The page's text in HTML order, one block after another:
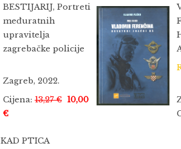
BESTIJARIJ, Portreti
međuratnih
upravitelja
zagrebačke policije
Zagreb, 2022.
Cijena: 13,27 € 10,00
€
KAD PTICA